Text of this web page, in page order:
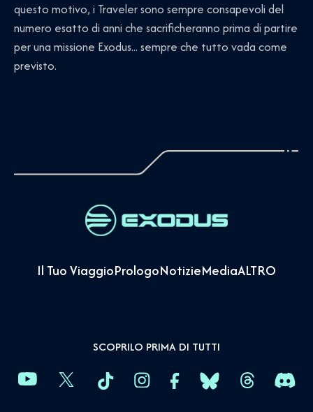
questo motivo, i Traveler sono sempre consapevoli del
numero esatto di anni che sacrificheranno prima di partire
per una missione Exodus... sempre che tutto vada come
previsto.
Il Tuo ViaggioPrologoNotizieMediaALTRO
SCOPRILO PRIMA DI TUTTI